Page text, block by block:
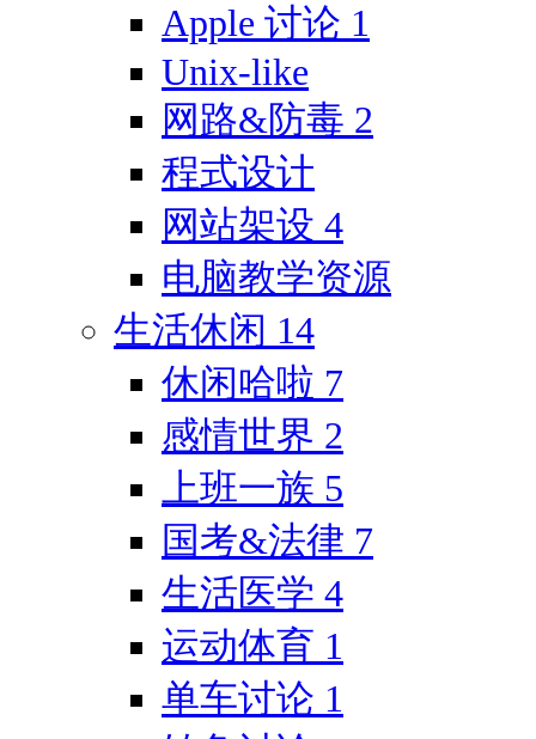
Apple 讨论 1
Unix-like
网路&防毒 2
程式设计
网站架设 4
电脑教学资源
生活休闲 14
休闲哈啦 7
感情世界 2
上班一族 5
国考&法律 7
生活医学 4
运动体育 1
单车讨论 1